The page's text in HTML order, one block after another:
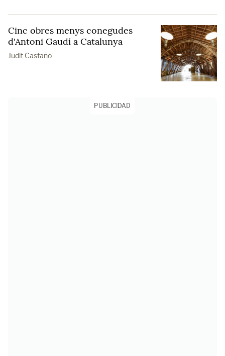
Cinc obres menys conegudes
d'Antoni Gaudí a Catalunya
Judit Castaño
PUBLICIDAD